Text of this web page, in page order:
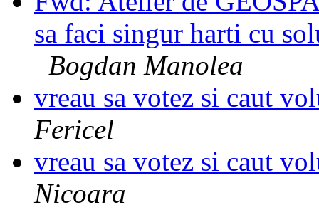
sa faci singur harti cu
Bogdan Manolea
vreau sa votez si caut
Fericel
vreau sa votez si caut
Nicoara